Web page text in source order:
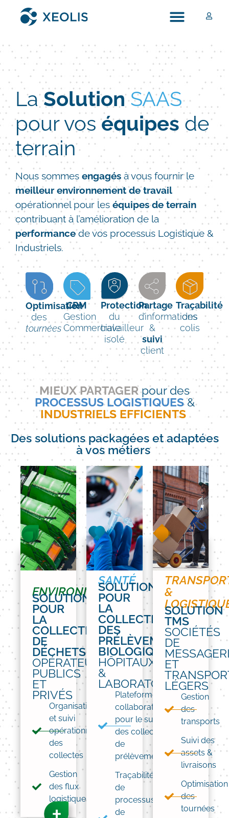
LaSolution SAAS
pour voséquipes de
terrain
Nous sommes engagés à vous fournir le
meilleur environnement de travail
opérationnel pour les équipes de terrain
contribuant à l’amélioration de la
performancede vos processus Logistique &
Industriels.
Optimisation
des
tournées
CRM
Gestion
Commerciale
Protection
du
travailleur
isolé
Partage
d’informations
&
suivi
client
Traçabilité
des
colis
MIEUX PARTAGERpour des
PROCESSUS LOGISTIQUES&
INDUSTRIELS EFFICIENTS
Des solutions packagées et adaptées
à vos métiers
ENVIRONNEMENT
SOLUTION
POUR
LA
COLLECTE
DE
DÉCHETS
OPÉRATEURS
PUBLICS
ET
PRIVÉS
Organisation
et suivi
opérationnel
des
collectes​
Gestion
des flux
logistiques​
SANTÉ
SOLUTION
POUR
LA
COLLECTE
DES
PRÉLÈVEMENTS
BIOLOGIQUES
HÔPITAUX​
& ​
LABORATOIRES​
Plateforme
collaborative
pour le suivi
des collectes
de
prélèvements​
Traçabilité
de
processus
de
&
SOLUTION
TMS​
SOCIÉTÉS
DE
​ ET
LÉGERS​
Gestion
des
transports​
Suivi des
assets &
livraisons
Optimisation
des
tournées